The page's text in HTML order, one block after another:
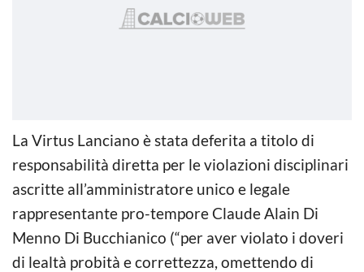
La Virtus Lanciano è stata deferita a titolo di
responsabilità diretta per le violazioni disciplinari
ascritte all’amministratore unico e legale
rappresentante pro-tempore Claude Alain Di
Menno Di Bucchianico (“per aver violato i doveri
di lealtà probità e correttezza, omettendo di